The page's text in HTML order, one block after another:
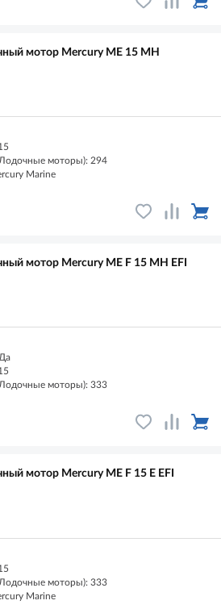
мотор Mercury ME 15 MН
моторы): 294
Marine
мотор Mercury ME F 15 MH EFI
моторы): 333
мотор Mercury ME F 15 E EFI
моторы): 333
Marine